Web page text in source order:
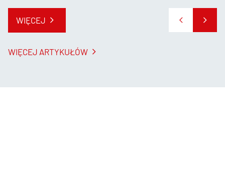
WIĘCEJ
WIĘCEJ ARTYKUŁÓW